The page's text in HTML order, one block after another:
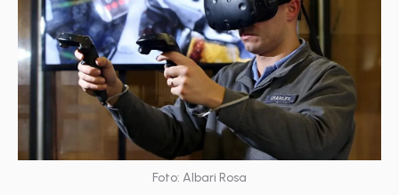
Foto: Albari Rosa